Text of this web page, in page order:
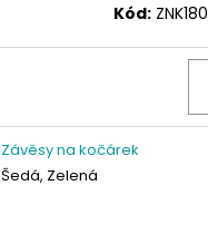
Kód: ZNK180
Závěsy na kočárek
Šedá, Zelená